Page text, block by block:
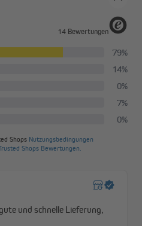
für jeden Anlass
schnellen und einfachen
oder Ausstellungsflächen.
oder unangenehmer
dabei die frische Luft, die